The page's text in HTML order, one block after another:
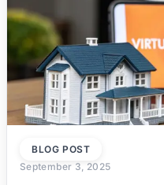
BLOG POST
September 3, 2025